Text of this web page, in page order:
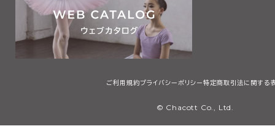
ご利用規約プライバシーポリシー 特定商取引法に関する
© Chacott Co., Ltd.